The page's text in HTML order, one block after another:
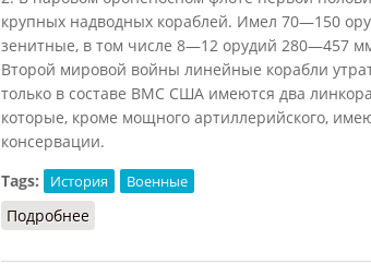
крупных надводных кораблей. Имел 70—150
зенитные, в том числе 8—12 орудий 280—457
Второй мировой войны линейные корабли
только в составе ВМС США имеются два
которые, кроме мощного артиллерийского,
консервации.
Tags:
История Военные
Подробнее